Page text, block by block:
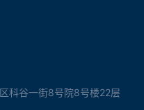
科谷一街8号院8号楼22层